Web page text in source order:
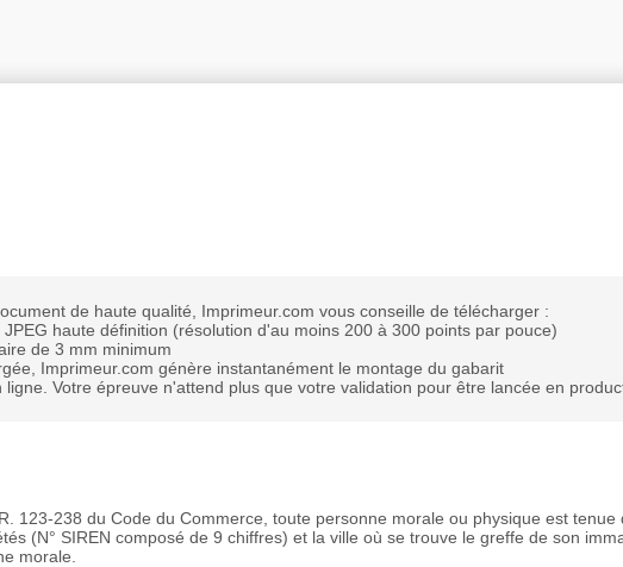
de haute qualité, Imprimeur.com vous conseille de télécharger :
haute définition (résolution d'au moins 200 à 300 points par pouce)
de 3 mm minimum
Imprimeur.com génère instantanément le montage du gabarit
Votre épreuve n'attend plus que votre validation pour être lancée en
123-238 du Code du Commerce, toute personne morale ou physique est
(N° SIREN composé de 9 chiffres) et la ville où se trouve le greffe de son
morale.